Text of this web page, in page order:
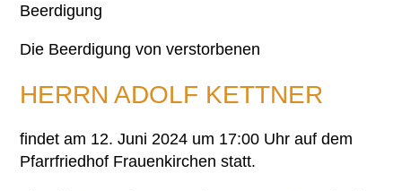
Beerdigung
Die Beerdigung von verstorbenen
HERRN ADOLF KETTNER
findet am 12. Juni 2024 um 17:00 Uhr auf dem
Pfarrfriedhof Frauenkirchen statt.